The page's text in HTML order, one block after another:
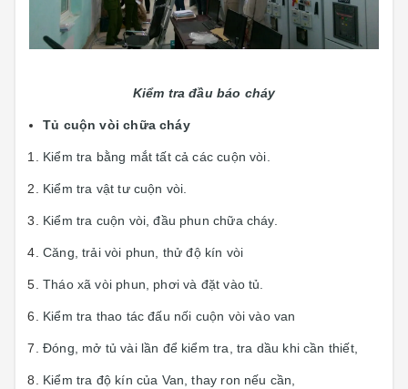
Kiểm tra đầu báo cháy
Tủ cuộn vòi chữa cháy
Kiểm tra bằng mắt tất cả các cuộn vòi.
Kiểm tra vật tư cuộn vòi.
Kiểm tra cuộn vòi, đầu phun chữa cháy.
Căng, trải vòi phun, thử độ kín vòi
Tháo xã vòi phun, phơi và đặt vào tủ.
Kiểm tra thao tác đấu nối cuộn vòi vào van
Đóng, mở tủ vài lần để kiểm tra, tra dầu khi cần thiết,
Kiểm tra độ kín của Van, thay ron nếu cần,